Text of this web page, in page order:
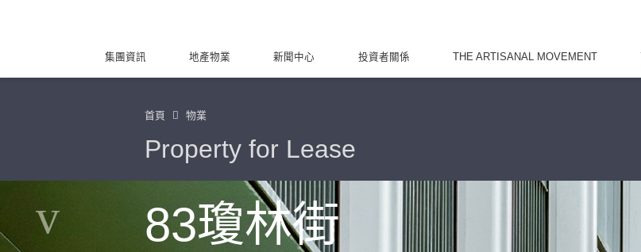
集團資訊 地產物業 新聞中心 投資者關係 THE ARTISANAL MOVEMENT
首頁 物業
Property for Lease
83瓊林街